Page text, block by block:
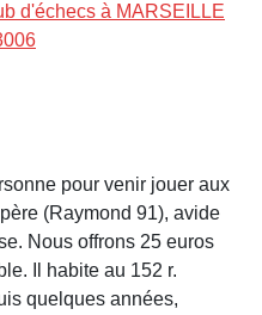
d'échecs à MARSEILLE
pour venir jouer aux
(Raymond 91), avide
Nous offrons 25 euros
Il habite au 152 r.
quelques années,